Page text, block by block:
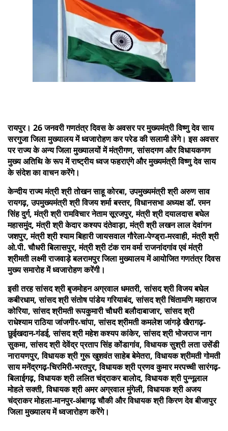
रायपुर। 26 जनवरी गणतंत्र दिवस के अवसर पर मुख्यमंत्री विष्णु देव साय
सरगुजा जिला मुख्यालय में ध्वजारोहण कर परेड की सलामी लेंगे। इस अवसर
पर राज्य के अन्य जिला मुख्यालयों में मंत्रीगण, सांसदगण और विधायकगण
मुख्य अतिथि के रूप में राष्ट्रीय ध्वज फहराएंगे और मुख्यमंत्री विष्णु देव साय
के संदेश का वाचन करेंगे।
केन्दीय राज्य मंत्री श्री तोखन साहू कोरबा, उपमुख्यमंत्री श्री अरुण साव
रायगढ़, उपमुख्यमंत्री श्री विजय शर्मा बस्तर, विधानसभा अध्यक्ष डॉ. रमन
सिंह दुर्ग, मंत्री श्री रामविचार नेताम सूरजपुर, मंत्री श्री दयालदास बघेल
महासमुंद, मंत्री श्री केदार कश्यप दंतेवाड़ा, मंत्री श्री लखन लाल देवांगन
जशपुर, मंत्री श्री श्याम बिहारी जायसवाल गौरेला-पेण्ड्रा-मरवाही, मंत्री श्री
ओ.पी. चौधरी बिलासपुर, मंत्री श्री टंक राम वर्मा राजनांदगांव एवं मंत्री
श्रीमती लक्ष्मी राजवाड़े बलरामपुर जिला मुख्यालय में आयोजित गणतंत्र दिवस
मुख्य समारोह में ध्वजारोहण करेंगी।
इसी तरह सांसद श्री बृजमोहन अग्रवाल धमतरी, सांसद श्री विजय बघेल
कबीरधाम, सांसद श्री संतोष पांडेय गरियाबंद, सांसद श्री चिंतामणि महाराज
कोरिया, सांसद श्रीमती रूपकुमारी चौधरी बलौदाबाजार, सांसद श्री
राधेश्याम राठिया जांजगीर-चांपा, सांसद श्रीमती कमलेश जांगड़े खैरागढ़-
छुईखदान-गंडई, सांसद श्री महेश कश्यप कांकेर, सांसद श्री भोजराज नाग
सुकमा, सांसद श्री देवेंद्र प्रताप सिंह कोंडागांव, विधायक सुश्री लता उसेंडी
नारायणपुर, विधायक श्री गुरू खुशवंत साहेब बेमेतरा, विधायक श्रीमती गोमती
साय मनेंद्रगढ़-चिरमिरी-भरतपुर, विधायक श्री प्रणव कुमार मरपच्ची सारंगढ़-
बिलाईगढ़, विधायक श्री ललित चंद्राकर बालोद, विधायक श्री पुन्नूलाल
मोहले सक्ती, विधायक श्री अमर अग्रवाल मुंगेली, विधायक श्री अजय
चंद्राकर मोहला-मानपुर-अंबागढ़ चौकी और विधायक श्री किरण देव बीजापुर
जिला मुख्यालय में ध्वजारोहण करेंगे।